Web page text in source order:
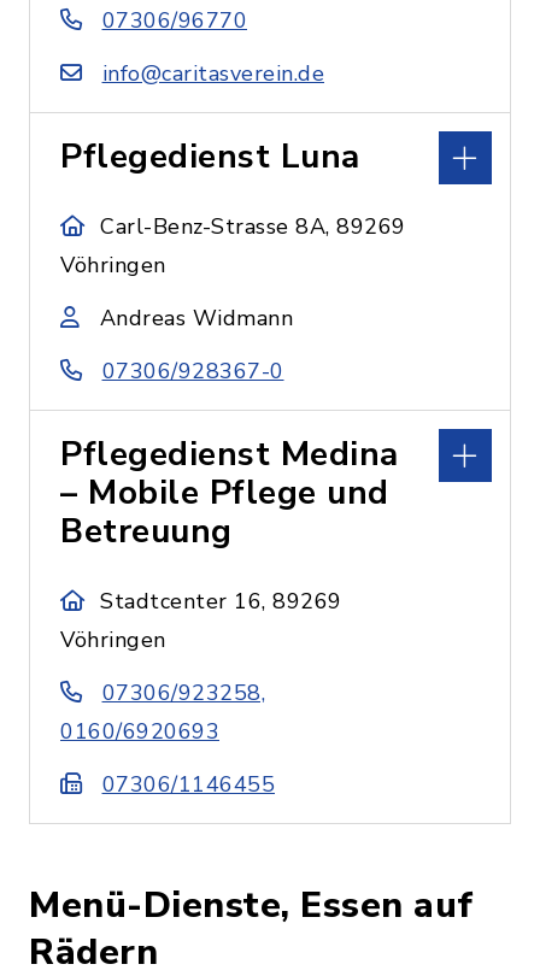
07306/96770
info@caritasverein.de
Pflegedienst Luna
Carl-Benz-Strasse 8A, 89269
Vöhringen
Andreas Widmann
07306/928367-0
Pflegedienst Medina
– Mobile Pflege und
Betreuung
Stadtcenter 16, 89269
Vöhringen
07306/923258,
0160/6920693
07306/1146455
Menü-Dienste, Essen auf
Rädern